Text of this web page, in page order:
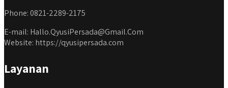
Phone: 0821-2289-2175
E-mail: Hallo.QyusiPersada@Gmail.Com
Website: https://qyusipersada.com
Layanan